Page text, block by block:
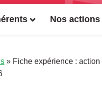
Nos actions
» Fiche expérience :